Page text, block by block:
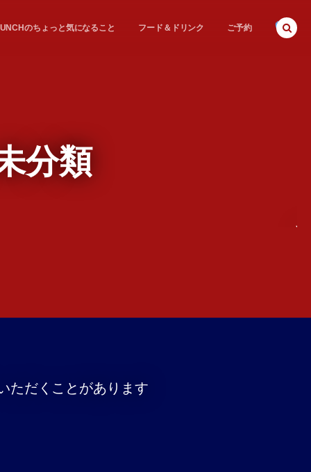
のちょっと気になること フード＆ドリンク ご予約
分類
ただくことがあります